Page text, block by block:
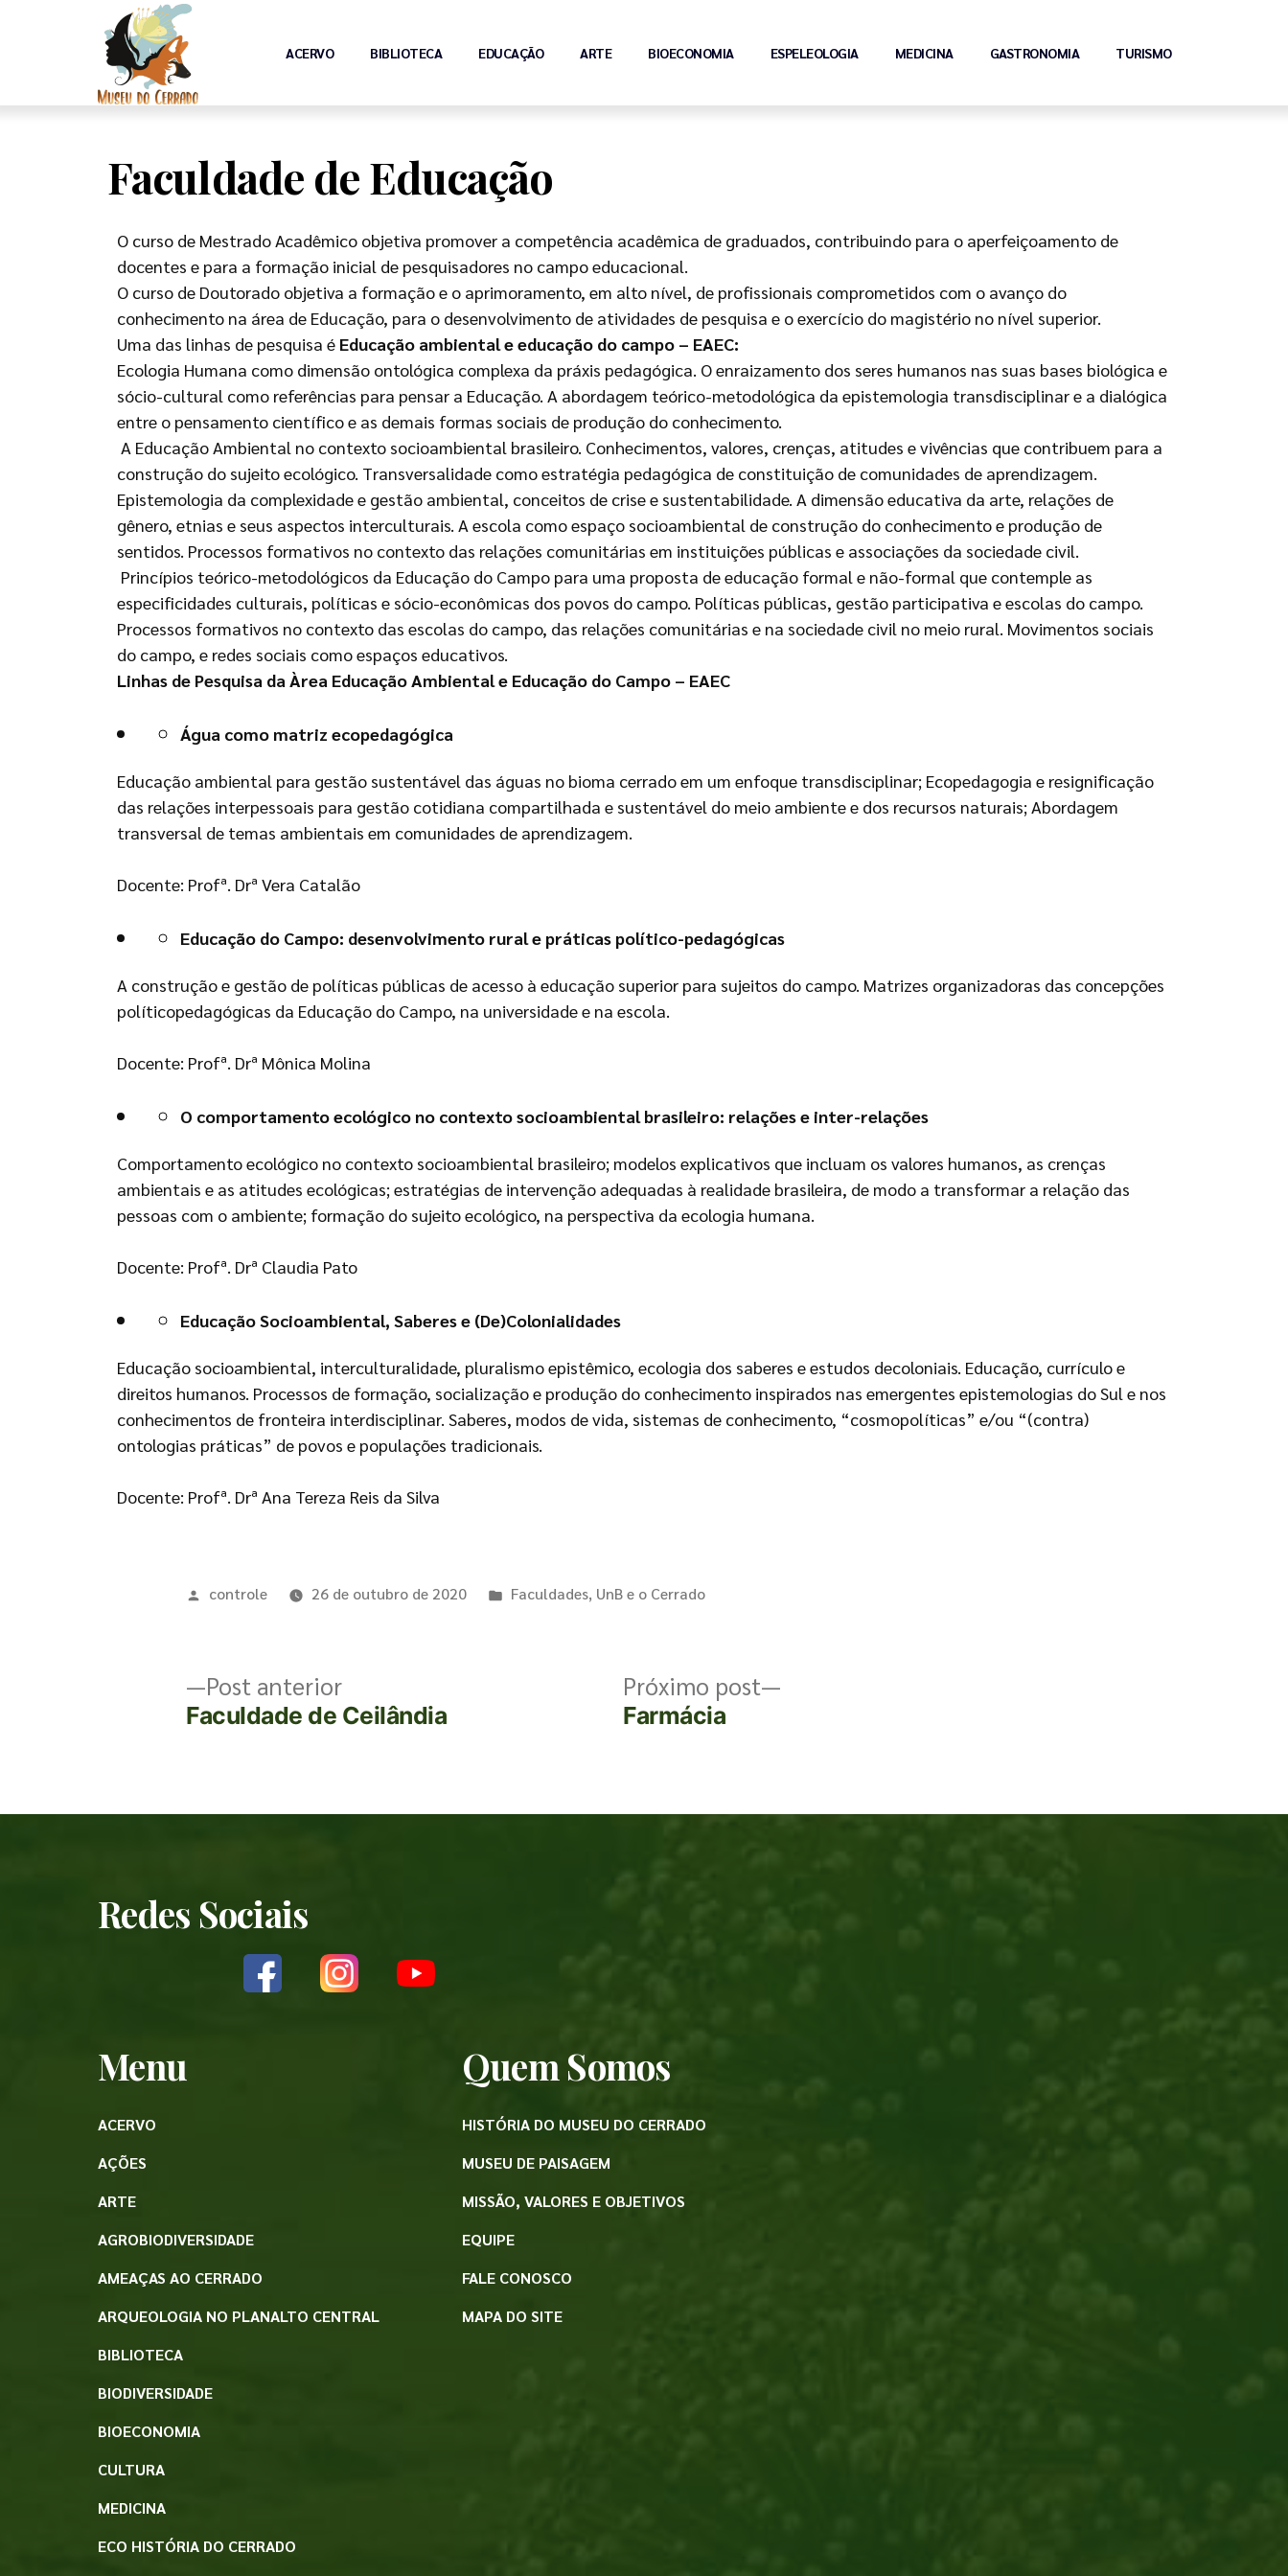
ACERVO BIBLIOTECA EDUCAÇÃO ARTE BIOECONOMIA ESPELEOLOGIA MEDICINA GASTRONOMIA TURISMO
Faculdade de Educação
O curso de Mestrado Acadêmico objetiva promover a competência acadêmica de graduados, contribuindo para o aperfeiçoamento de
docentes e para a formação inicial de pesquisadores no campo educacional.
O curso de Doutorado objetiva a formação e o aprimoramento, em alto nível, de profissionais comprometidos com o avanço do
conhecimento na área de Educação, para o desenvolvimento de atividades de pesquisa e o exercício do magistério no nível superior.
Uma das linhas de pesquisa é Educação ambiental e educação do campo – EAEC:
Ecologia Humana como dimensão ontológica complexa da práxis pedagógica. O enraizamento dos seres humanos nas suas bases biológica e
sócio-cultural como referências para pensar a Educação. A abordagem teórico-metodológica da epistemologia transdisciplinar e a dialógica
entre o pensamento científico e as demais formas sociais de produção do conhecimento.
A Educação Ambiental no contexto socioambiental brasileiro. Conhecimentos, valores, crenças, atitudes e vivências que contribuem para a
construção do sujeito ecológico. Transversalidade como estratégia pedagógica de constituição de comunidades de aprendizagem.
Epistemologia da complexidade e gestão ambiental, conceitos de crise e sustentabilidade. A dimensão educativa da arte, relações de
gênero, etnias e seus aspectos interculturais. A escola como espaço socioambiental de construção do conhecimento e produção de
sentidos. Processos formativos no contexto das relações comunitárias em instituições públicas e associações da sociedade civil.
Princípios teórico-metodológicos da Educação do Campo para uma proposta de educação formal e não-formal que contemple as
especificidades culturais, políticas e sócio-econômicas dos povos do campo. Políticas públicas, gestão participativa e escolas do campo.
Processos formativos no contexto das escolas do campo, das relações comunitárias e na sociedade civil no meio rural. Movimentos sociais
do campo, e redes sociais como espaços educativos.
Linhas de Pesquisa da Àrea Educação Ambiental e Educação do Campo – EAEC
Água como matriz ecopedagógica
Educação ambiental para gestão sustentável das águas no bioma cerrado em um enfoque transdisciplinar; Ecopedagogia e resignificação
das relações interpessoais para gestão cotidiana compartilhada e sustentável do meio ambiente e dos recursos naturais; Abordagem
transversal de temas ambientais em comunidades de aprendizagem.
Docente: Profª. Drª Vera Catalão
Educação do Campo: desenvolvimento rural e práticas político-pedagógicas
A construção e gestão de políticas públicas de acesso à educação superior para sujeitos do campo. Matrizes organizadoras das concepções
políticopedagógicas da Educação do Campo, na universidade e na escola.
Docente: Profª. Drª Mônica Molina
O comportamento ecológico no contexto socioambiental brasileiro: relações e inter-relações
Comportamento ecológico no contexto socioambiental brasileiro; modelos explicativos que incluam os valores humanos, as crenças
ambientais e as atitudes ecológicas; estratégias de intervenção adequadas à realidade brasileira, de modo a transformar a relação das
pessoas com o ambiente; formação do sujeito ecológico, na perspectiva da ecologia humana.
Docente: Profª. Drª Claudia Pato
Educação Socioambiental, Saberes e (De)Colonialidades
Educação socioambiental, interculturalidade, pluralismo epistêmico, ecologia dos saberes e estudos decoloniais. Educação, currículo e
direitos humanos. Processos de formação, socialização e produção do conhecimento inspirados nas emergentes epistemologias do Sul e nos
conhecimentos de fronteira interdisciplinar. Saberes, modos de vida, sistemas de conhecimento, “cosmopolíticas” e/ou “(contra)
ontologias práticas” de povos e populações tradicionais.
Docente: Profª. Drª Ana Tereza Reis da Silva
controle 26 de outubro de 2020 Faculdades, UnB e o Cerrado
Post anterior
Faculdade de Ceilândia
Próximo post
Farmácia
Redes Sociais
Menu
ACERVO
AÇÕES
ARTE
AGROBIODIVERSIDADE
AMEAÇAS AO CERRADO
ARQUEOLOGIA NO PLANALTO CENTRAL
BIBLIOTECA
BIODIVERSIDADE
BIOECONOMIA
CULTURA
MEDICINA
ECO HISTÓRIA DO CERRADO
Quem Somos
HISTÓRIA DO MUSEU DO CERRADO
MUSEU DE PAISAGEM
MISSÃO, VALORES E OBJETIVOS
EQUIPE
FALE CONOSCO
MAPA DO SITE